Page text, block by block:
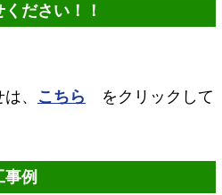
ださい！！
、 こちら をクリックして
事例